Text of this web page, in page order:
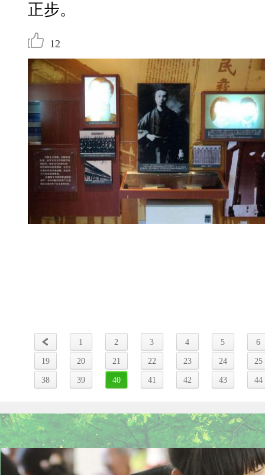
正步。
12
1 2 3 4 5 6
19 20 21 22 23 24 25
38 39 40 41 42 43 44